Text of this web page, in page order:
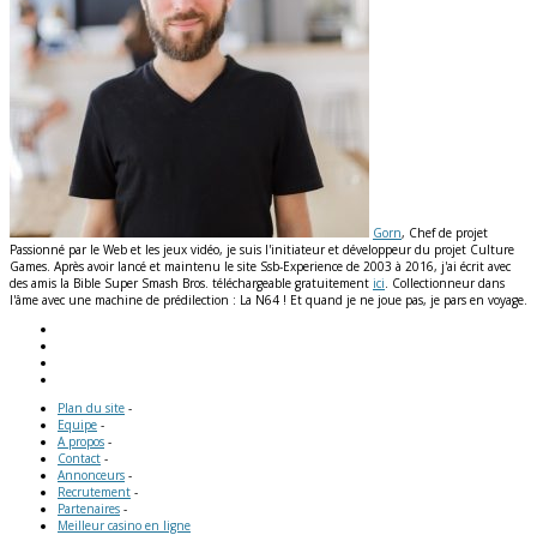
Gorn, Chef de projet
Passionné par le Web et les jeux vidéo, je suis l'initiateur et développeur du projet Culture
Games. Après avoir lancé et maintenu le site Ssb-Experience de 2003 à 2016, j'ai écrit avec
des amis la Bible Super Smash Bros. téléchargeable gratuitement ici . Collectionneur dans
l'âme avec une machine de prédilection : La N64 ! Et quand je ne joue pas, je pars en voyage.
Plan du site -
Equipe -
A propos -
Contact -
Annonceurs -
Recrutement -
Partenaires -
Meilleur casino en ligne